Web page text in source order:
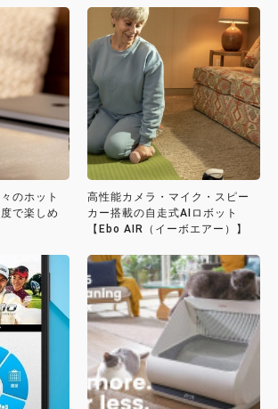
のホット
で楽しめ
高性能カメラ・マイク・スピー
カー搭載の自走式AIロボット
【Ebo AIR（イーボエアー）】